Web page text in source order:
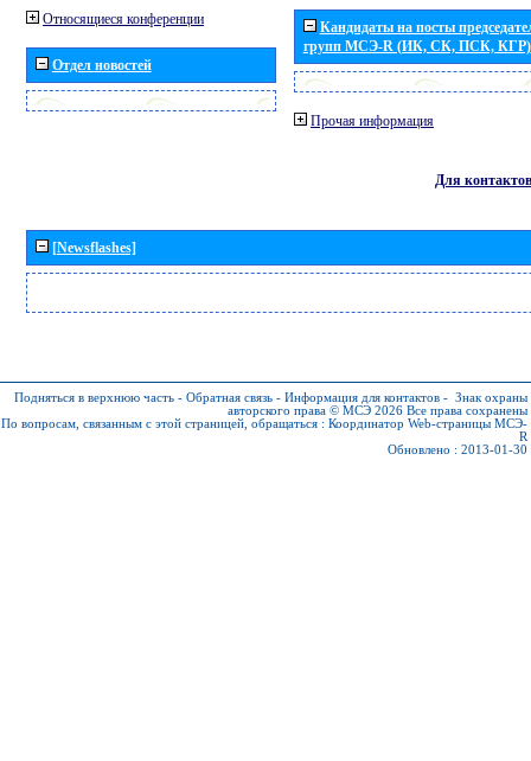
Относящиеся конференции
Отдел новостей
Кандидаты на посты
групп МСЭ-R (ИК, СК, ПСК, КГР)
Прочая информация
Для контактов
[Newsflashes]
Подняться в верхнюю часть - Обратная связь - Информация для контактов - Знак охраны
авторского права © МСЭ 2026 Все права сохранены
По вопросам, связанным с этой страницей, обращаться : Координатор Web-страницы МСЭ-
R
Обновлено : 2013-01-30